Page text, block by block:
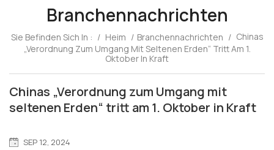
Branchennachrichten
Sie Befinden Sich In : / Heim / Branchennachrichten / Chinas
„Verordnung Zum Umgang Mit Seltenen Erden“ Tritt Am 1.
Oktober In Kraft
Chinas „Verordnung zum Umgang mit
seltenen Erden“ tritt am 1. Oktober in Kraft
SEP 12, 2024